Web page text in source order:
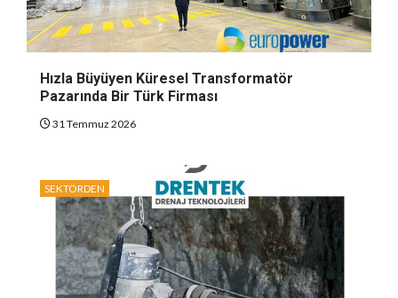
Hızla Büyüyen Küresel Transformatör
Pazarında Bir Türk Firması
31 Temmuz 2026
SEKTÖRDEN